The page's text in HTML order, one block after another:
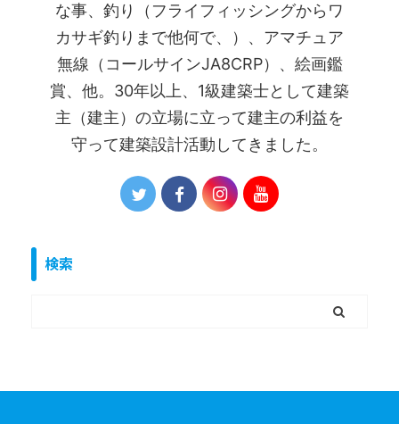
な事、釣り（フライフィッシングからワ
カサギ釣りまで他何で、）、アマチュア
無線（コールサインJA8CRP）、絵画鑑
賞、他。30年以上、1級建築士として建築
主（建主）の立場に立って建主の利益を
守って建築設計活動してきました。
検索